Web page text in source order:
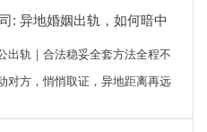
: 异地婚姻出轨，如何暗中
出轨｜合法稳妥全套方法全程不
对方，悄悄取证，异地距离再远